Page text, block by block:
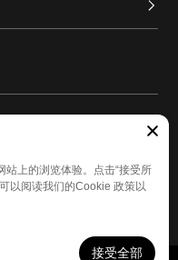
上的浏览体验。点击“接受所
以阅读我们的Cookie 政策以
接受全部
仓新造创意园9号仓103